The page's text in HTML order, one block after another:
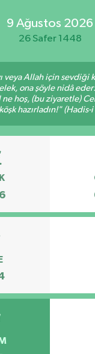
9 Ağustos 2026
26 Safer 1448
veya Allah için sevdiği
ona şöyle nidâ
ne hoş, (bu ziyaretle)
hazırladın!" (Hadis-